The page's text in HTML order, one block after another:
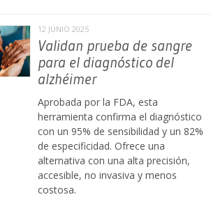
12 JUNIO 2025
Validan prueba de sangre
para el diagnóstico del
alzhéimer
Aprobada por la FDA, esta
herramienta confirma el diagnóstico
con un 95% de sensibilidad y un 82%
de especificidad. Ofrece una
alternativa con una alta precisión,
accesible, no invasiva y menos
costosa.